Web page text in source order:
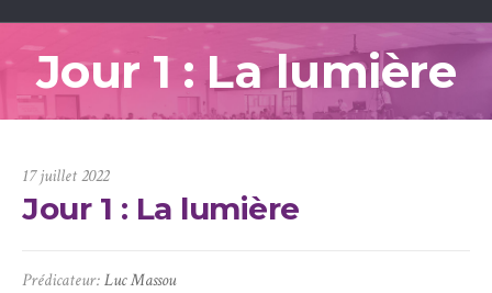
Jour 1 : La lumière
17 juillet 2022
Jour 1 : La lumière
Prédicateur:Luc Massou